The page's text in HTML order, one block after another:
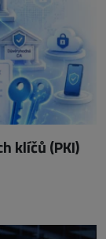
klíčů (PKI)